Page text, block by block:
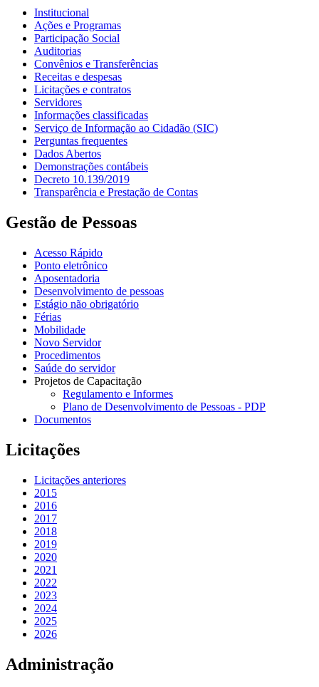
Institucional
Ações e Programas
Participação Social
Auditorias
Convênios e Transferências
Receitas e despesas
Licitações e contratos
Servidores
Informações classificadas
Serviço de Informação ao Cidadão (SIC)
Perguntas frequentes
Dados Abertos
Demonstrações contábeis
Decreto 10.139/2019
Transparência e Prestação de Contas
Gestão de Pessoas
Acesso Rápido
Ponto eletrônico
Aposentadoria
Desenvolvimento de pessoas
Estágio não obrigatório
Férias
Mobilidade
Novo Servidor
Procedimentos
Saúde do servidor
Projetos de Capacitação
Regulamento e Informes
Plano de Desenvolvimento de Pessoas - PDP
Documentos
Licitações
Licitações anteriores
2015
2016
2017
2018
2019
2020
2021
2022
2023
2024
2025
2026
Administração